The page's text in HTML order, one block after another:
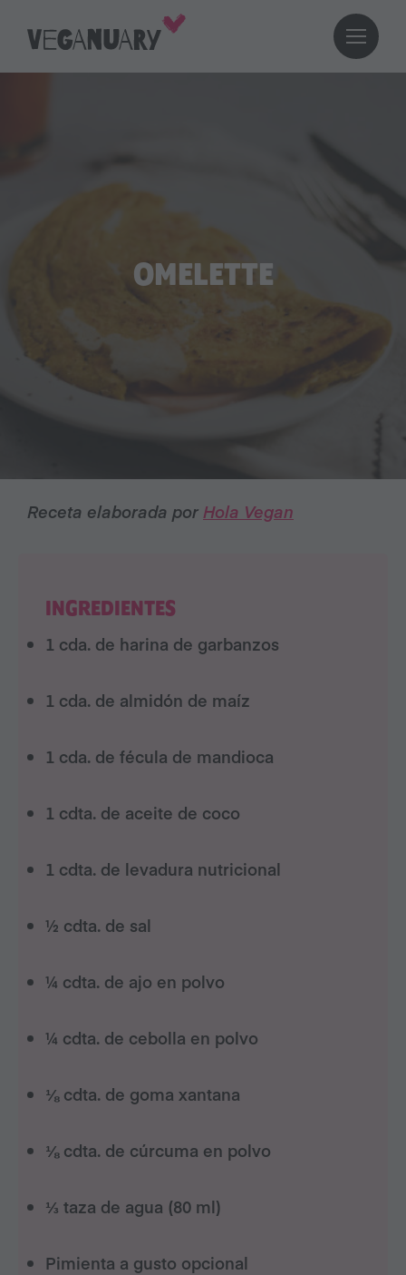
OMELETTE
Receta elaborada por Hola Vegan
INGREDIENTES
1 cda. de harina de garbanzos
1 cda. de almidón de maíz
1 cda. de fécula de mandioca
1 cdta. de aceite de coco
1 cdta. de levadura nutricional
½ cdta. de sal
¼ cdta. de ajo en polvo
¼ cdta. de cebolla en polvo
⅛ cdta. de goma xantana
⅛ cdta. de cúrcuma en polvo
⅓ taza de agua (80 ml)
Pimienta a gusto opcional